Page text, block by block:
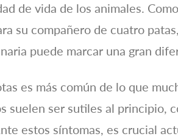
de vida de los animales.
su compañero de cuatro
puede marcar una gran
es más común de lo que
suelen ser sutiles al principio,
estos síntomas, es crucial